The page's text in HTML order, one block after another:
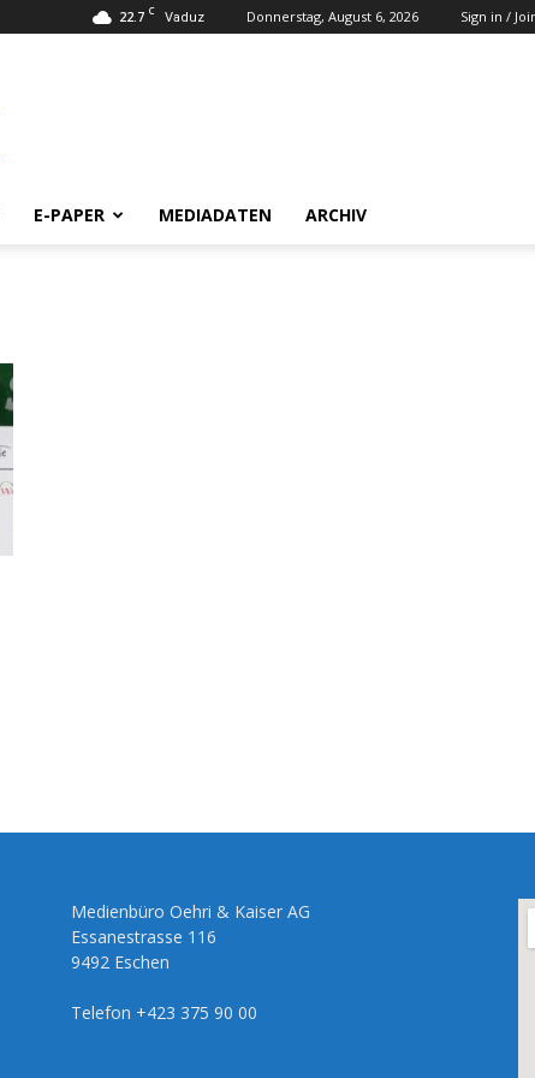
22.7 C Vaduz Donnerstag, August 6, 2026 Sign in /
E-PAPER MEDIADATEN ARCHIV
Medienbüro Oehri & Kaiser AG
Essanestrasse 116
9492 Eschen
Telefon +423 375 90 00